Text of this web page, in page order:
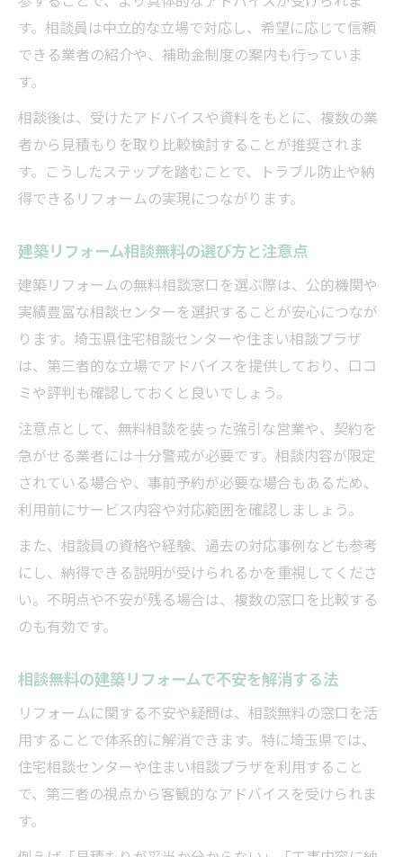
建築リフォーム相談無料で疑問を解消する
方法
相談無料の建築リフォーム窓口で信頼を得
建築リフォーム相談無料でトラブルを防ぐ
コツ
建築リフォーム相談でトラブルを未然に防ぐ
無料
建築リフォームの相談無料で注意すべき点
相談無料を利用した建築リフォームの安心
対策
建築リフォーム相談無料で法的トラブルを
住まい相談プラザを利用する新たな一歩
建築リフォーム相談無料と住まい相談プラ
住まい相談プラザで建築リフォーム相談無
料を体験
建築リフォーム相談無料が住まい相談プラ
住まい相談プラザ利用時の建築リフォーム
相談無料ポイント
建築リフォーム相談無料で住まい相談プラ
ザを活用する法
す。相談員は中立的な立場で対応し、希望に応じて信頼
できる業者の紹介や、補助金制度の案内も行っていま
す。
相談後は、受けたアドバイスや資料をもとに、複数の業
者から見積もりを取り比較検討することが推奨されま
す。こうしたステップを踏むことで、トラブル防止や納
得できるリフォームの実現につながります。
建築リフォーム相談無料の選び方と注意点
建築リフォームの無料相談窓口を選ぶ際は、公的機関や
実績豊富な相談センターを選択することが安心につなが
ります。埼玉県住宅相談センターや住まい相談プラザ
は、第三者的な立場でアドバイスを提供しており、口コ
ミや評判も確認しておくと良いでしょう。
注意点として、無料相談を装った強引な営業や、契約を
急がせる業者には十分警戒が必要です。相談内容が限定
されている場合や、事前予約が必要な場合もあるため、
利用前にサービス内容や対応範囲を確認しましょう。
また、相談員の資格や経験、過去の対応事例なども参考
にし、納得できる説明が受けられるかを重視してくださ
い。不明点や不安が残る場合は、複数の窓口を比較する
のも有効です。
相談無料の建築リフォームで不安を解消する法
リフォームに関する不安や疑問は、相談無料の窓口を活
用することで体系的に解消できます。特に埼玉県では、
住宅相談センターや住まい相談プラザを利用すること
で、第三者の視点から客観的なアドバイスを受けられま
す。